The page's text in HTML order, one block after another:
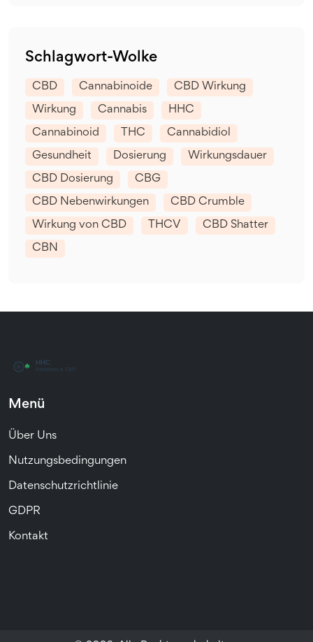
Schlagwort-Wolke
CBD Cannabinoide CBD Wirkung
Wirkung Cannabis HHC
Cannabinoid THC Cannabidiol
Gesundheit Dosierung Wirkungsdauer
CBD Dosierung CBG
CBD Nebenwirkungen CBD Crumble
Wirkung von CBD THCV CBD Shatter
CBN
Menü
Über Uns
Nutzungsbedingungen
Datenschutzrichtlinie
GDPR
Kontakt